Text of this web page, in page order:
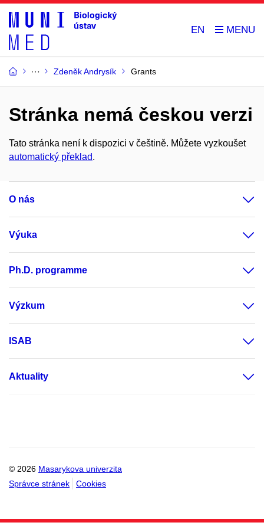
EN
Zdeněk Andrysík Grants
Stránka nemá českou verzi
Tato stránka není k dispozici v češtině. Můžete vyzkoušet
automatický překlad.
O nás
Výuka
Ph.D. programme
Výzkum
ISAB
Aktuality
© 2026 Masarykova univerzita
Správce stránek
Cookies